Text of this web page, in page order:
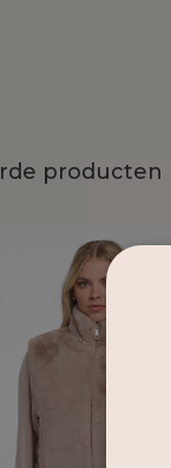
producten